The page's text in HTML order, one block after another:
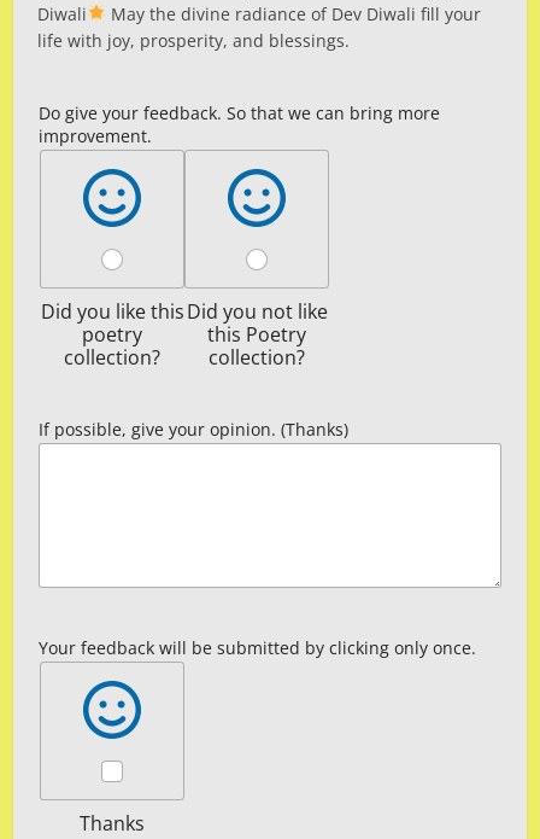
Diwali
May the divine radiance of Dev Diwali fill your
life with joy, prosperity, and blessings.
Do give your feedback. So that we can bring more
improvement.
Did you like this
poetry
collection?
Did you not like
this Poetry
collection?
If possible, give your opinion. (Thanks)
Your feedback will be submitted by clicking only once.
Thanks